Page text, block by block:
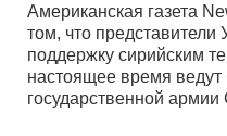
Американская газета
том, что
поддержку сирийским
настоящее время
государственной армии